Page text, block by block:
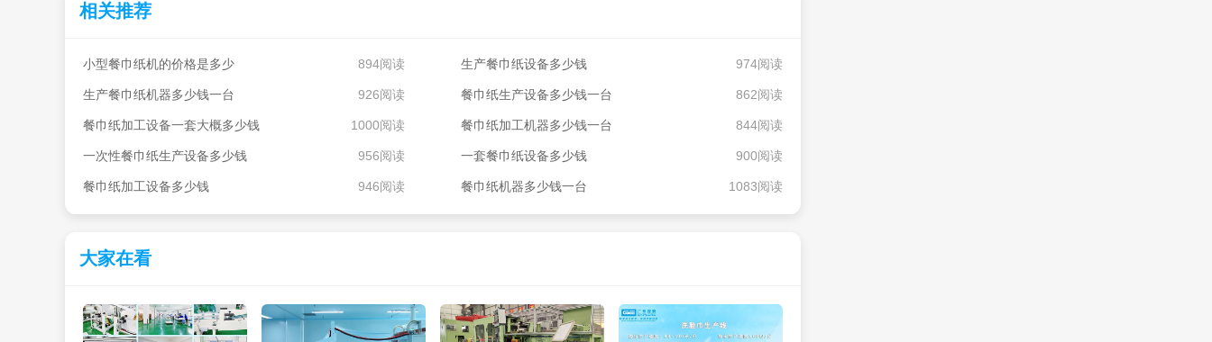
相关推荐
小型餐巾纸机的价格是多少 894阅读 生产餐巾纸设备多少钱 974阅读
生产餐巾纸机器多少钱一台 926阅读 餐巾纸生产设备多少钱一台 862阅读
餐巾纸加工设备一套大概多少钱 1000阅读 餐巾纸加工机器多少钱一台 844阅读
一次性餐巾纸生产设备多少钱 956阅读 一套餐巾纸设备多少钱 900阅读
餐巾纸加工设备多少钱 946阅读 餐巾纸机器多少钱一台 1083阅读
大家在看